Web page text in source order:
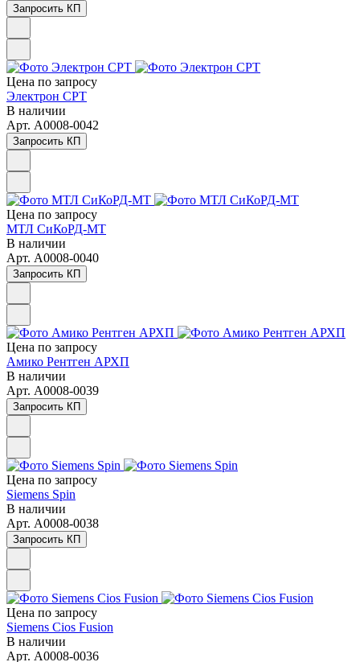
Запросить КП
Цена по запросу
Электрон СРТ
В наличии
Арт. A0008-0042
Запросить КП
Цена по запросу
МТЛ СиКоРД-МТ
В наличии
Арт. A0008-0040
Запросить КП
Цена по запросу
Амико Рентген АРХП
В наличии
Арт. A0008-0039
Запросить КП
Цена по запросу
Siemens Spin
В наличии
Арт. A0008-0038
Запросить КП
Цена по запросу
Siemens Cios Fusion
В наличии
Арт. A0008-0036